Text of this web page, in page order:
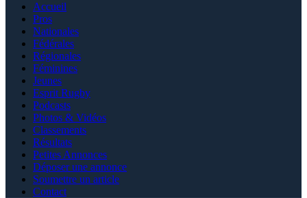
Accueil
Pros
Nationales
Fédérales
Régionales
Féminines
Jeunes
Esprit Rugby
Podcasts
Photos & Vidéos
Classements
Résultats
Petites Annonces
Déposer une annonce
Soumettre un article
Contact